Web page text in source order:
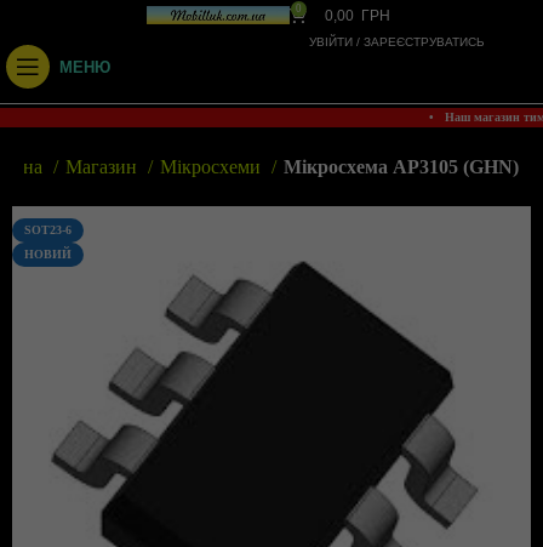
0 0,00 ГРН
УВІЙТИ / ЗАРЕЄСТРУВАТИСЬ
МЕНЮ
• Наш магазин
Магазин Мікросхеми Мікросхема AP3105 (GHN)
SOT23-6
НОВИЙ